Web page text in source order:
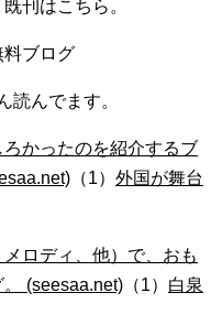
刊はこちら。
料ブログ
読んでます。
かったのを紹介するブ
（1） 外国が舞台
ロディ、他）で、おも
(seesaa.net) （1） 白泉